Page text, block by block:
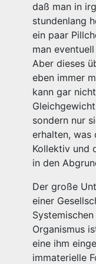
daß man in
stundenlang
ein paar
man
Aber dieses
eben immer
kann gar
sondern nur
erhalten, was
Kollektiv und
in den
Der große
einer
Organismus
eine ihm
immaterielle